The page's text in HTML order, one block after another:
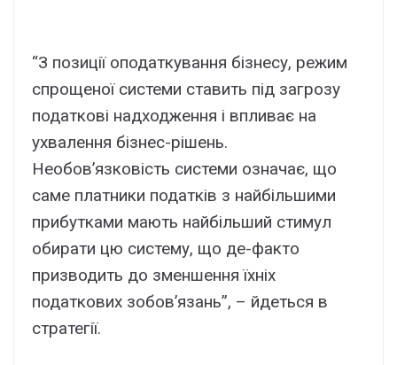
“З позиції оподаткування бізнесу, режим
спрощеної системи ставить під загрозу
податкові надходження і впливає на
ухвалення бізнес-рішень.
Необов’язковість системи означає, що
саме платники податків з найбільшими
прибутками мають найбільший стимул
обирати цю систему, що де-факто
призводить до зменшення їхніх
податкових зобов’язань”, – йдеться в
стратегії.